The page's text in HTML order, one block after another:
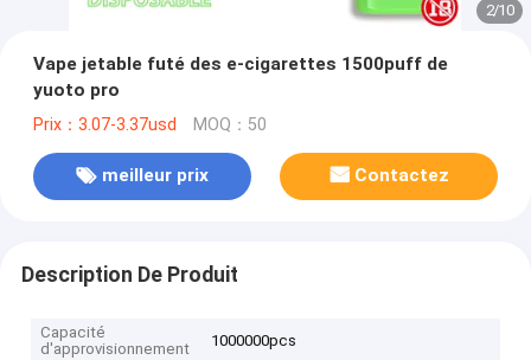
2/10
Vape jetable futé des e-cigarettes 1500puff de
yuoto pro
Prix：3.07-3.37usd MOQ：50
meilleur prix Contactez
Description De Produit
Capacité
d'approvisionnement
1000000pcs